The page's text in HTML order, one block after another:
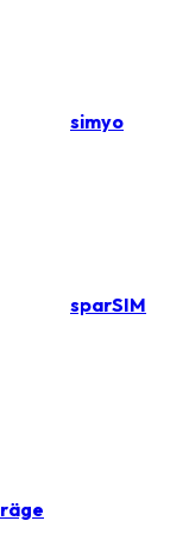
simyo
sparSIM